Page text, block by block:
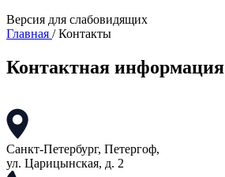
Версия для слабовидящих
Главная /Контакты
Контактная информация
Санкт-Петербург, Петергоф,
ул. Царицынская, д. 2